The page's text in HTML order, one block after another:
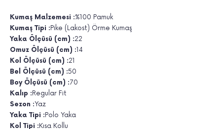
Kumaş Malzemesi :%100 Pamuk
Kumaş Tipi :Pike (Lakost) Örme Kumaş
Yaka Ölçüsü (cm) :22
Omuz Ölçüsü (cm) :14
Kol Ölçüsü (cm) :21
Bel Ölçüsü (cm) :50
Boy Ölçüsü (cm) :70
Kalıp :Regular Fit
Sezon :Yaz
Yaka Tipi :Polo Yaka
Kol Tipi :Kısa Kollu